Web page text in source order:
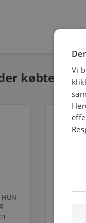
købte også
-
Vi